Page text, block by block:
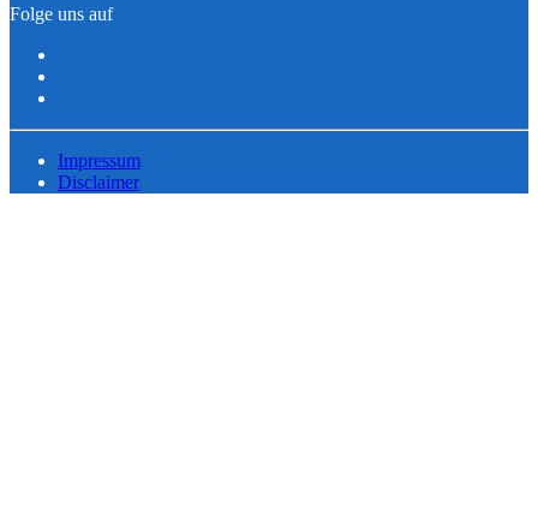
Folge uns auf
Impressum
Disclaimer